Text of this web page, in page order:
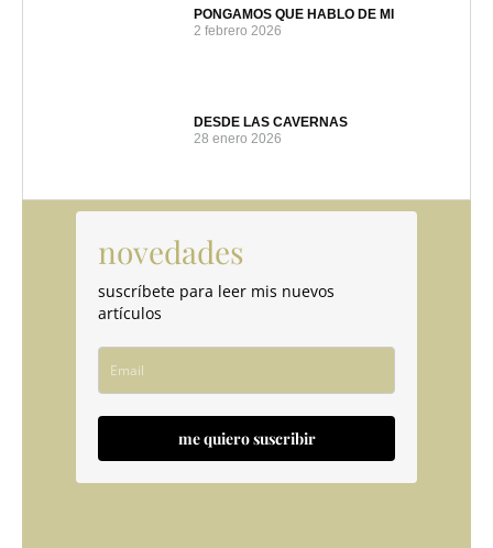
PONGAMOS QUE HABLO DE MI
2 febrero 2026
DESDE LAS CAVERNAS
28 enero 2026
novedades
suscríbete para leer mis nuevos
artículos
me quiero suscribir